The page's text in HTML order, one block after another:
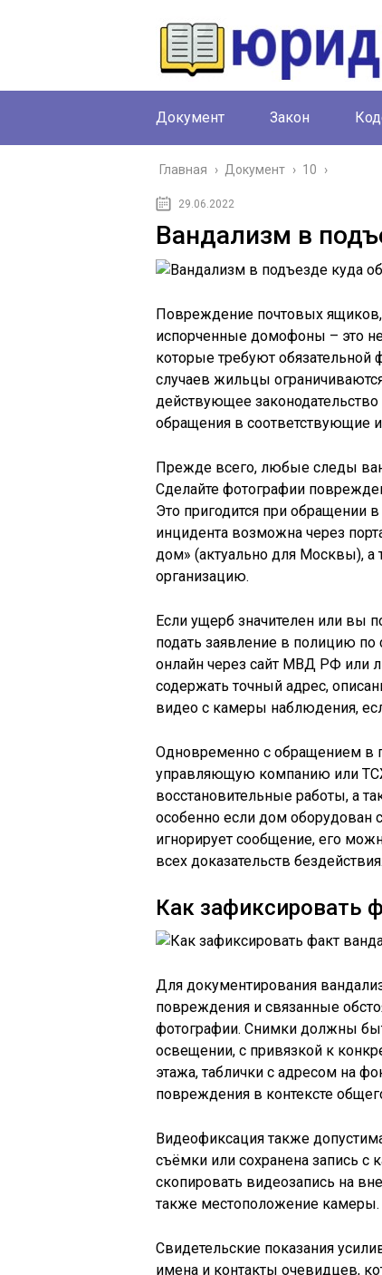
Документ Закон
Главная › Документ › 10 ›
29.06.2022
Вандализм в
Повреждение почтовых
испорченные домофоны – это не
которые требуют
случаев жильцы
действующее
обращения в соответствующие
Прежде всего, любые следы
Сделайте фотографии
Это пригодится при
инцидента возможна через
дом» (актуально для Москвы),
организацию.
Если ущерб значителен или вы
подать заявление в полицию
онлайн через сайт МВД РФ или
содержать точный адрес,
видео с камеры наблюдения,
Одновременно с обращением в
управляющую компанию или
восстановительные работы, а
особенно если дом оборудован
игнорирует сообщение, его
всех доказательств бездействия.
Как зафиксировать
Для документирования
повреждения и связанные
фотографии. Снимки должны
освещении, с привязкой к
этажа, таблички с адресом на
повреждения в контексте
Видеофиксация также
съёмки или сохранена запись
скопировать видеозапись на
также местоположение камеры.
Свидетельские показания
имена и контакты очевидцев,